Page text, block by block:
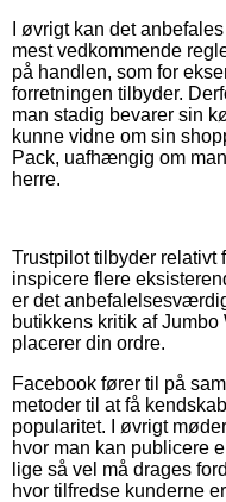
I øvrigt kan det
mest vedkommende
på handlen, som for
forretningen tilbyder.
man stadig bevarer sin
kunne vidne om sin
Pack, uafhængig om
herre.
Trustpilot tilbyder relativt
inspicere flere
er det
butikkens kritik af
placerer din ordre.
Facebook fører til på
metoder til at få
popularitet. I øvrigt
hvor man kan publicere
lige så vel må drages
hvor tilfredse kunderne